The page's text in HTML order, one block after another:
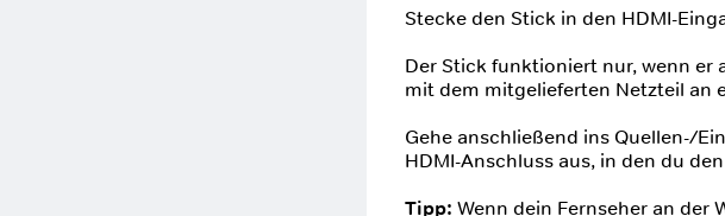
Stecke den Stick in den HDMI-
Der Stick funktioniert nur, wenn er
mit dem mitgelieferten Netzteil an
Gehe anschließend ins Quellen-/
HDMI-Anschluss aus, in den du
Tipp: Wenn dein Fernseher an der